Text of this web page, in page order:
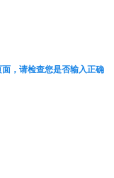
，请检查您是否输入正确